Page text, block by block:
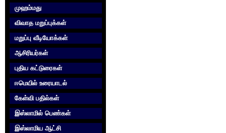
முஹம்மது
விவாத மறுப்புக்கள்
மறுப்பு வீடியோக்கள்
ஆசிரியர்கள்
புதிய கட்டுரைகள்
ஈமெயில் உரையாடல்
கேள்வி பதில்கள்
இஸ்லாமில் பெண்கள்
இஸ்லாமிய ஆட்சி